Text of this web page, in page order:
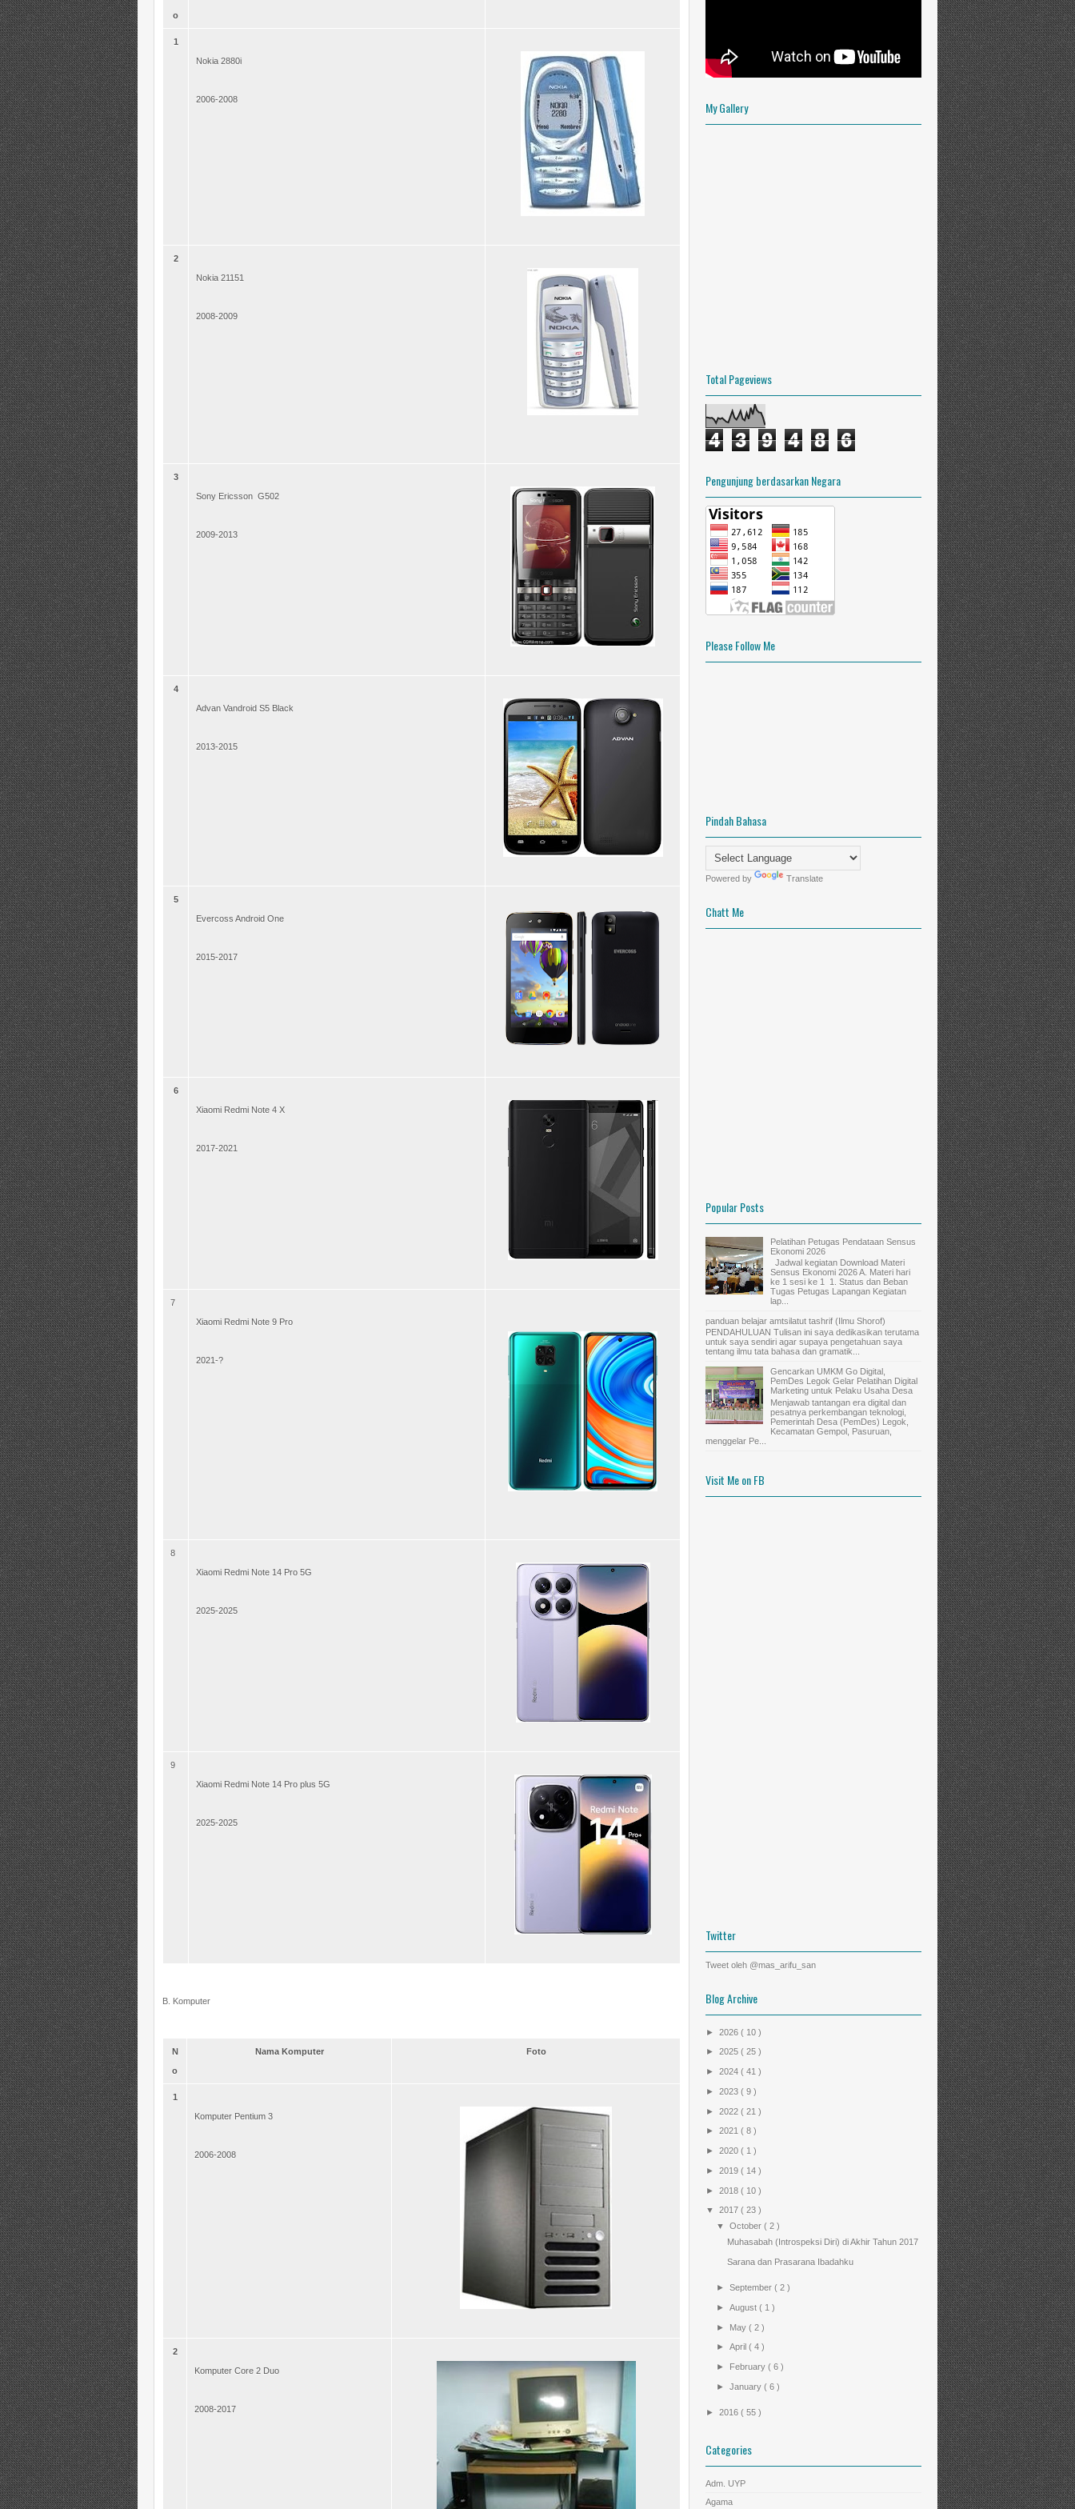
MAS ARIF
VIEW MY COMPLETE PROFILE
o
1
Nokia 2880i
2006-2008
2
Nokia 21151
2008-2009
3
Sony Ericsson G502
2009-2013
4
Advan Vandroid S5 Black
2013-2015
5
Evercoss Android One
2015-2017
6
Xiaomi Redmi Note 4 X
2017-2021
7
Xiaomi Redmi Note 9 Pro
2021-?
8
Xiaomi Redmi Note 14 Pro 5G
2025-2025
9
Xiaomi Redmi Note 14 Pro plus 5G
2025-2025
B. Komputer
N
o
Nama Komputer Foto
1
Komputer Pentium 3
2006-2008
2
Komputer Core 2 Duo
2008-2017
My Gallery
Total Pageviews
4 3 9 4 8 6
Pengunjung berdasarkan Negara
Please Follow Me
Pindah Bahasa
Powered by Translate
Chatt Me
Popular Posts
Pelatihan Petugas Pendataan Sensus
Ekonomi 2026
Jadwal kegiatan Download Materi
Sensus Ekonomi 2026 A. Materi hari
ke 1 sesi ke 1 1. Status dan Beban
Tugas Petugas Lapangan Kegiatan
lap...
panduan belajar amtsilatut tashrif (Ilmu Shorof)
PENDAHULUAN Tulisan ini saya dedikasikan terutama
untuk saya sendiri agar supaya pengetahuan saya
tentang ilmu tata bahasa dan gramatik...
Gencarkan UMKM Go Digital,
PemDes Legok Gelar Pelatihan Digital
Marketing untuk Pelaku Usaha Desa
Menjawab tantangan era digital dan
pesatnya perkembangan teknologi,
Pemerintah Desa (PemDes) Legok,
Kecamatan Gempol, Pasuruan,
menggelar Pe...
Visit Me on FB
Twitter
Tweet oleh @mas_arifu_san
Blog Archive
► 2026 ( 10 )
► 2025 ( 25 )
► 2024 ( 41 )
► 2023 ( 9 )
► 2022 ( 21 )
► 2021 ( 8 )
► 2020 ( 1 )
► 2019 ( 14 )
► 2018 ( 10 )
▼ 2017 ( 23 )
▼October( 2 )
Muhasabah (Introspeksi Diri) di Akhir Tahun 2017
Sarana dan Prasarana Ibadahku
►September( 2 )
►August( 1 )
► May( 2 )
►April( 4 )
► February( 6 )
►January( 6 )
► 2016 ( 55 )
Categories
Adm. UYP
Agama